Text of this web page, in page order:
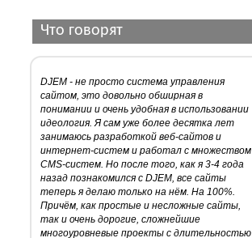
Что говорят
DJEM - не просто система управления
сайтом, это довольно обширная в
понимании и очень удобная в использовании
идеология. Я сам уже более десятка лет
занимаюсь разработкой веб-сайтов и
интернет-систем и работал с множеством
CMS-систем. Но после того, как я 3-4 года
назад познакомился с DJEM, все сайты
теперь я делаю только на нём. На 100%.
Причём, как простые и несложные сайты,
так и очень дорогие, сложнейшие
многоуровневые проекты с длительностью